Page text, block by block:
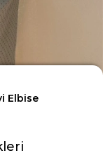
Elbise